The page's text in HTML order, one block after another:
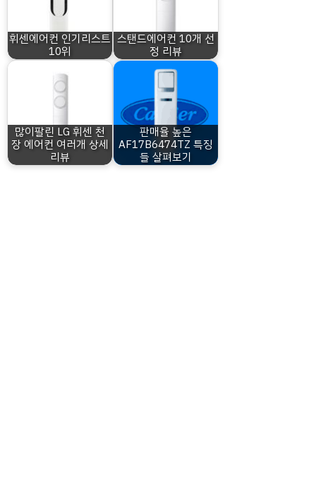
휘센에어컨 인기리스트
10위
스탠드에어컨 10개 선
정 리뷰
많이팔린 LG 휘센 천
장 에어컨 여러개 상세
리뷰
판매율 높은
AF17B6474TZ 특징
들 살펴보기